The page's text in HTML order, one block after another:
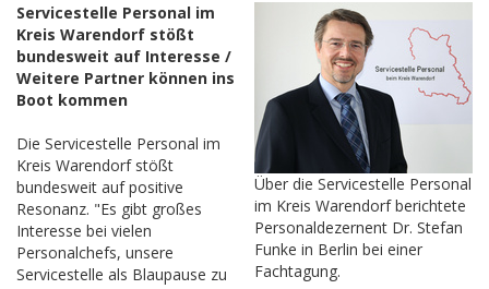
Über die Servicestelle Personal
im Kreis Warendorf berichtete
Personaldezernent Dr. Stefan
Funke in Berlin bei einer
Fachtagung.
Servicestelle Personal im
Kreis Warendorf stößt
bundesweit auf Interesse /
Weitere Partner können ins
Boot kommen
Die Servicestelle Personal im
Kreis Warendorf stößt
bundesweit auf positive
Resonanz. "Es gibt großes
Interesse bei vielen
Personalchefs, unsere
Servicestelle als Blaupause zu